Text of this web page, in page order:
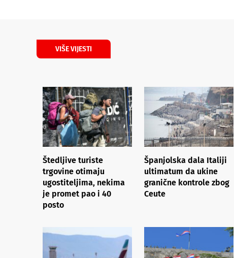
VIŠE VIJESTI
Štedljive turiste
trgovine otimaju
ugostiteljima, nekima
je promet pao i 40
posto
Španjolska dala Italiji
ultimatum da ukine
granične kontrole zbog
Ceute